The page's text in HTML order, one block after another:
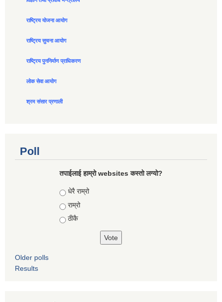
राष्ट्रिय योजना आयोग
राष्ट्रिय सुचना आयोग
राष्ट्रिय पुननिर्माण प्राधिकरण
लोक सेवा आयोग
श्रम संसार प्रणाली
Poll
तपाईलाई हाम्रो websites कस्तो लग्यो?
Choices
धेरै राम्रो
राम्रो
ठीकै
Older polls
Results